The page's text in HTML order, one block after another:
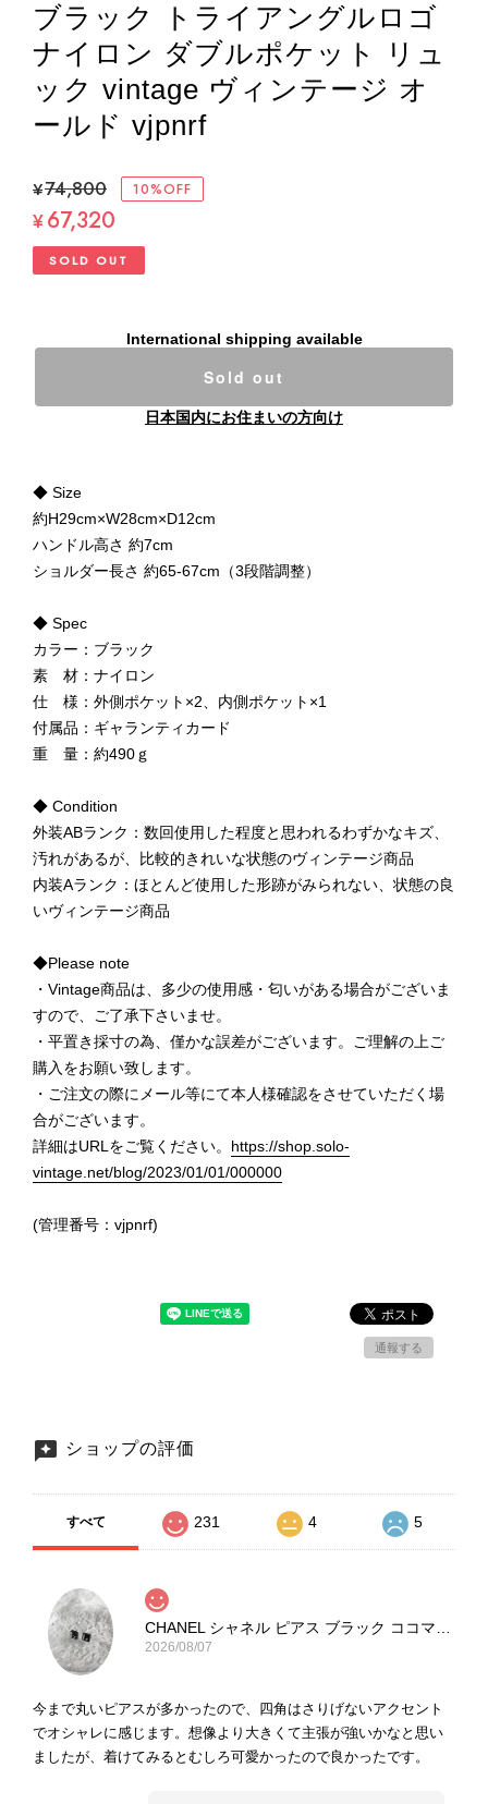
ブラック トライアングルロゴ
ナイロン ダブルポケット リュ
ック vintage ヴィンテージ オ
ールド vjpnrf
¥74,800 10%OFF
¥67,320
SOLD OUT
International shipping available
Sold out
日本国内にお住まいの方向け
◆ Size
約H29cm×W28cm×D12cm
ハンドル高さ 約7cm
ショルダー長さ 約65-67cm（3段階調整）
◆ Spec
カラー：ブラック
素 材：ナイロン
仕 様：外側ポケット×2、内側ポケット×1
付属品：ギャランティカード
重 量：約490ｇ
◆ Condition
外装ABランク：数回使用した程度と思われるわずかなキズ、
汚れがあるが、比較的きれいな状態のヴィンテージ商品
内装Aランク：ほとんど使用した形跡がみられない、状態の良
いヴィンテージ商品
◆Please note
・Vintage商品は、多少の使用感・匂いがある場合がございま
すので、ご了承下さいませ。
・平置き採寸の為、僅かな誤差がございます。ご理解の上ご
購入をお願い致します。
・ご注文の際にメール等にて本人様確認をさせていただく場
合がございます。
詳細はURLをご覧ください。 https://shop.solo-
vintage.net/blog/2023/01/01/000000
(管理番号：vjpnrf)
通報する
ショップの評価
すべて 231 4 5
CHANEL シャネル ピアス ブラック ココマーク ストーン vintage ヴィンテージ オールド yg33jb
2026/08/07
今まで丸いピアスが多かったので、四角はさりげないアクセント
でオシャレに感じます。想像より大きくて主張が強いかなと思い
ましたが、着けてみるとむしろ可愛かったので良かったです。